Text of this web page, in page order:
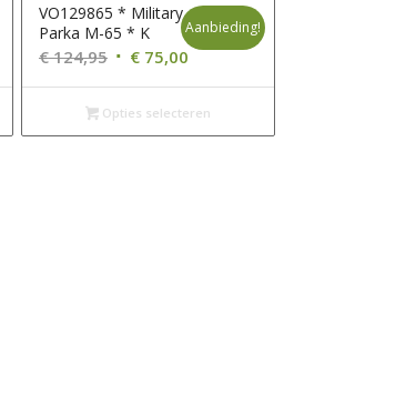
VO129865 * Military
Parka M-65 * K
€124,95 Oorspronkelijke
prijs
was:
€ 124,95.
€75,00Huidige
prijs
is:
€ 75,00.
Aanbieding!
Opties selecteren